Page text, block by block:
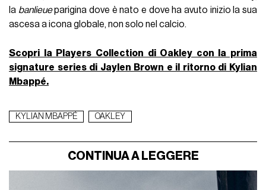
la banlieueparigina dove è nato e dove ha avuto inizio la sua
ascesa a icona globale, non solo nel calcio.
Scopri la Players Collection di Oakley con la prima
signature series di Jaylen Brown e il ritorno di Kylian
Mbappé.
KYLIAN MBAPPÉ OAKLEY
CONTINUA A LEGGERE